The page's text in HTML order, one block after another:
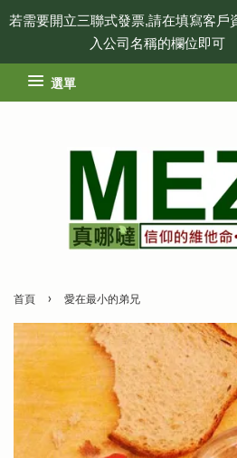
若需要開立三聯式發票,請在填寫客戶
入公司名稱的欄位即可
選單
首頁 › 愛在最小的弟兄